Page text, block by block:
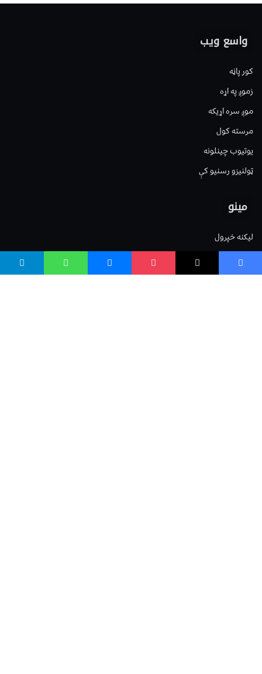
واسع ویب
کور پاڼه
زموږ په اړه
موږ سره اړیکه
مرسته کول
یوتیوب چینلونه
ټولنیزو رسنیو کې
مینو
لیکنه خپرول
اعلان خپرول
لیکنې رپوټ